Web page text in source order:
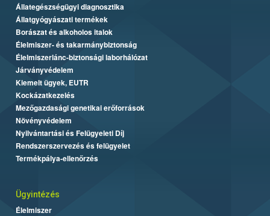
Állategészségügyi diagnosztika
Állatgyógyászati termékek
Borászat és alkoholos italok
Élelmiszer- és takarmánybiztonság
Élelmiszerlánc-biztonsági laborhálózat
Járványvédelem
Kiemelt ügyek, EUTR
Kockázatkezelés
Mezőgazdasági genetikai erőforrások
Növényvédelem
Nyilvántartási és Felügyeleti Díj
Rendszerszervezés és felügyelet
Termékpálya-ellenőrzés
Ügyintézés
Élelmiszer